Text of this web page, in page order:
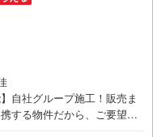
自社グループ施工！販売ま
する物件だから、ご要望に